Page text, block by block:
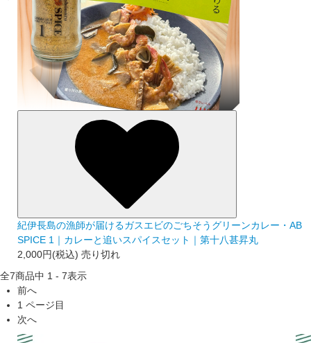
紀伊長島の漁師が届けるガスエビのごちそうグリーンカレー・AB
SPICE 1｜カレーと追いスパイスセット｜第十八甚昇丸
2,000円(税込) 売り切れ
全7商品中 1 - 7表示
前へ
1 ページ目
次へ